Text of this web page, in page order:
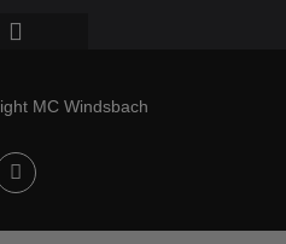
MC Windsbach